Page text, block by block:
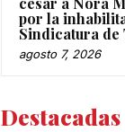
por la
Sindicatura de
agosto 7, 2026
Destacadas